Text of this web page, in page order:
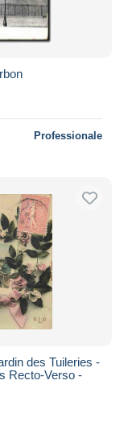
Professionale
des Tuileries -
Recto-Verso -